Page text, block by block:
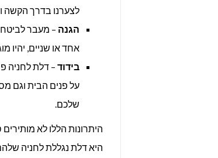
לצערנו בדרך הקשה
הגנה – מעבר
אחד או שניים, יהיו
בידוד – דלת לחניה
על פנים הבית וגם
שלכם.
היתרונות הללו לא
היא דלת נגללת לחניה